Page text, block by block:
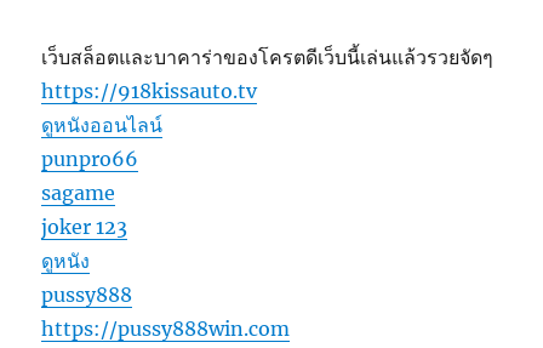
เว็บสล็อตและบาคาร่าของโครตดีเว็บนี้เล่นแล้วรวยจัดๆ
https://918kissauto.tv
ดูหนังออนไลน์
punpro66
sagame
joker 123
ดูหนัง
pussy888
https://pussy888win.com